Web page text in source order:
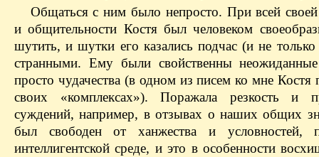
Общаться с ним было непросто. При всей
и общительности Костя был человеком
шутить, и шутки его казались подчас (и не
странными. Ему были свойственны
просто чудачества (в одном из писем ко мне Костя
своих «комплексах»). Поражала резкость и
суждений, например, в отзывах о наших общих
был свободен от ханжества и условностей,
интеллигентской среде, и это в особенности